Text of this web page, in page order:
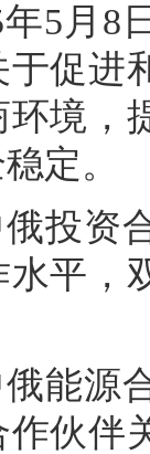
5月8
促进
境，
定。
投资
平，
能源
作伙伴